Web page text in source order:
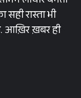
रास्ता भी
आख़िर ख़बर ही